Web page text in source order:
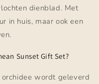
dienblad. Met
in huis, maar ook een
Sunset Gift Set?
orchidee wordt geleverd